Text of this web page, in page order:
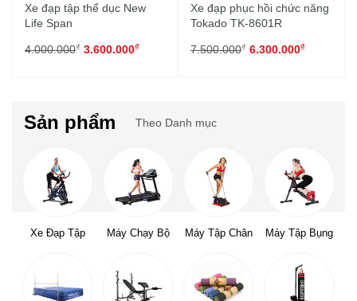
Xe đạp tập thể dục New
Life Span
4.000.000₫ 3.600.000₫
Xe đạp phục hồi chức năng
Tokado TK-8601R
7.500.000₫ 6.300.000₫
Sản phẩm Theo Danh mục
Xe Đạp Tập Máy Chạy Bộ Máy Tập Chân Máy Tập Bụng